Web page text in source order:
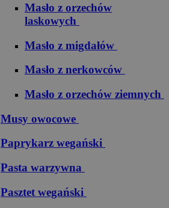
Masło z orzechów
laskowych
Masło z migdałów
Masło z nerkowców
Masło z orzechów ziemnych
Musy owocowe
Paprykarz wegański
Pasta warzywna
Pasztet wegański